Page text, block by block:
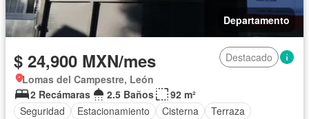
Departamento
$ 24,900 MXN/mes
Destacado
Lomas del Campestre, León
2 Recámaras
2.5 Baños
92 m²
Seguridad
Estacionamiento Cisterna
Terraza